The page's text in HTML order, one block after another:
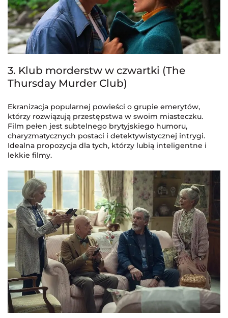
3. Klub morderstw w czwartki (The
Thursday Murder Club)
Ekranizacja popularnej powieści o grupie emerytów,
którzy rozwiązują przestępstwa w swoim miasteczku.
Film pełen jest subtelnego brytyjskiego humoru,
charyzmatycznych postaci i detektywistycznej intrygi.
Idealna propozycja dla tych, którzy lubią inteligentne i
lekkie filmy.